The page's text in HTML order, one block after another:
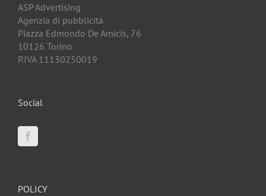
ASP Advertising
Agenzia di pubblicità
Piazza Edmondo De Amicis, 76
10126 Torino
P.IVA 11130250019
Social
POLICY